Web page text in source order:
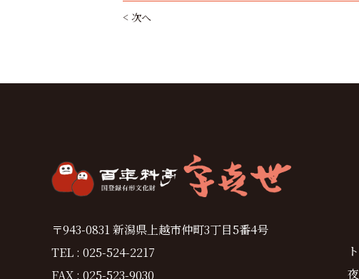
< 次へ
〒943-0831 新潟県上越市仲町3丁目5番4号
TEL : 025-524-2217
FAX : 025-523-9030